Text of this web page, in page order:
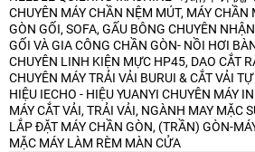
CHUYÊN MÁY CHẦN NỆM MÚT, MÁY CHẦN
GÒN GỐI, SOFA, GẤU BÔNG CHUYÊN
GỐI VÀ GIA CÔNG CHẦN GÒN- NỒI HƠI
CHUYÊN LINH KIỆN MỰC HP45, DAO CẮT
CHUYÊN MÁY TRẢI VẢI BURUI & CẮT VẢI
HIỆU IECHO - HIỆU YUANYI CHUYÊN MÁY
MÁY CẮT VẢI, TRẢI VẢI, NGÀNH MAY MẶC
LẮP ĐẶT MÁY CHẦN GÒN, (TRẦN) GÒN-
MẶC MÁY LÀM RÈM MÀN CỬA